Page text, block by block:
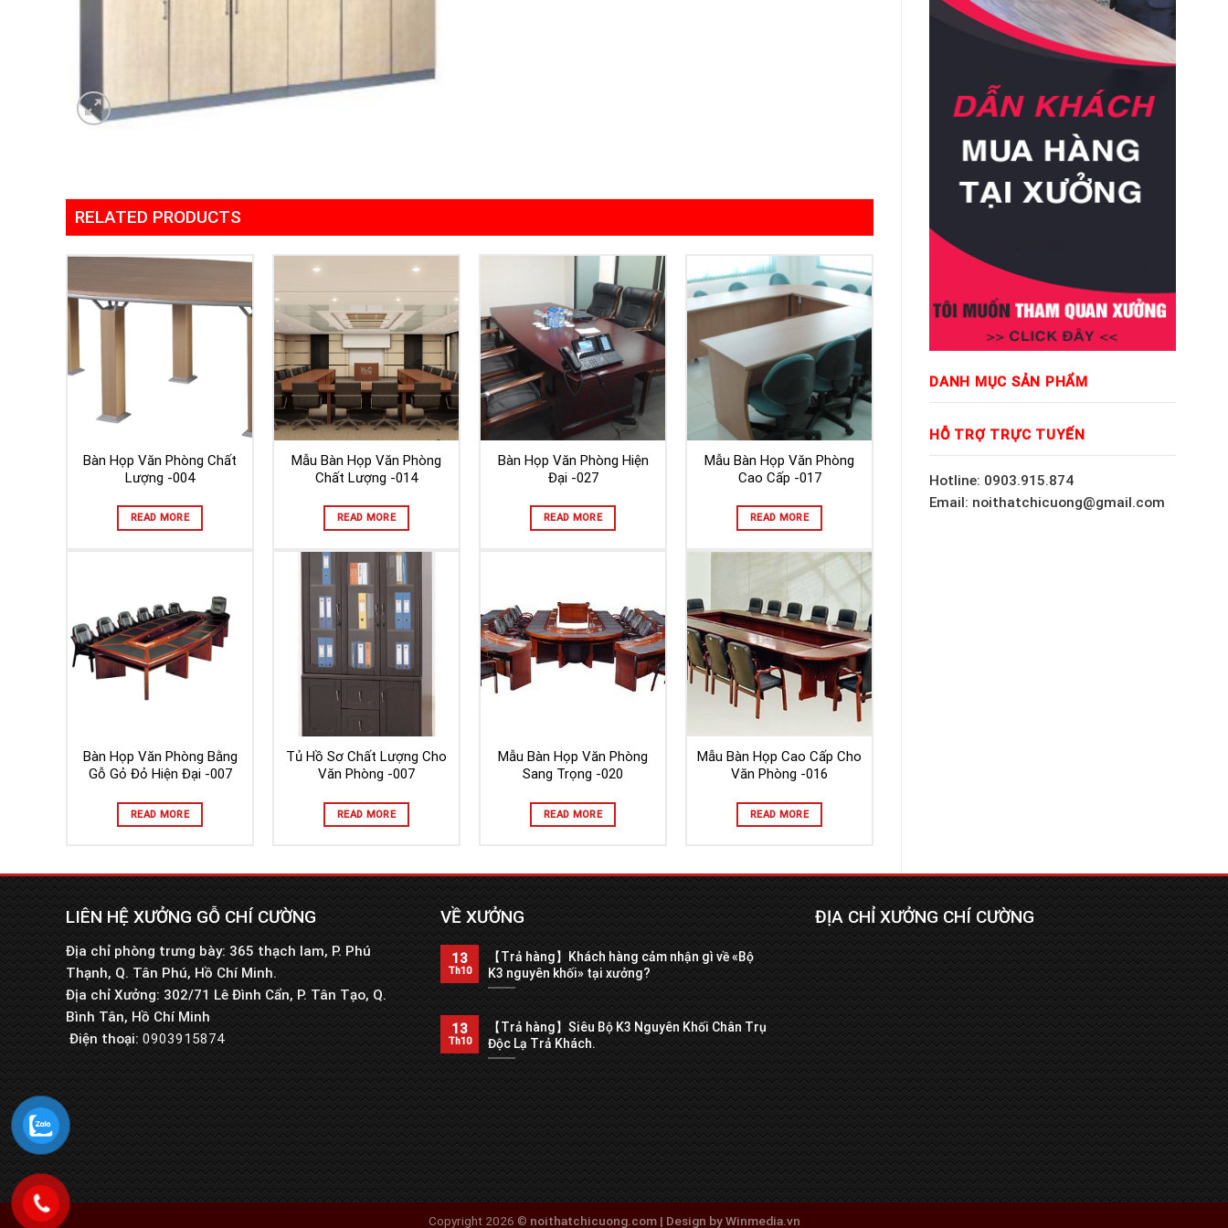
DANH MỤC SẢN PHẨM
HỖ TRỢ TRỰC TUYẾN
Hotline: 0903.915.874
Email: noithatchicuong@gmail.com
RELATED PRODUCTS
Bàn Họp Văn Phòng Chất
Lượng -004
READ MORE
Mẫu Bàn Họp Văn Phòng
Chất Lượng -014
READ MORE
Bàn Họp Văn Phòng Hiện
Đại -027
READ MORE
Mẫu Bàn Họp Văn Phòng
Cao Cấp -017
READ MORE
Bàn Họp Văn Phòng Bằng
Gỗ Gỏ Đỏ Hiện Đại -007
READ MORE
Tủ Hồ Sơ Chất Lượng Cho
Văn Phòng -007
READ MORE
Mẫu Bàn Họp Văn Phòng
Sang Trọng -020
READ MORE
Mẫu Bàn Họp Cao Cấp Cho
Văn Phòng -016
READ MORE
LIÊN HỆ XƯỞNG GỖ CHÍ CƯỜNG
Địa chỉ phòng trưng bày: 365 thạch lam, P. Phú
Thạnh, Q. Tân Phú, Hồ Chí Minh.
Địa chỉ Xưởng: 302/71 Lê Đình Cẩn, P. Tân Tạo, Q.
Bình Tân, Hồ Chí Minh
Điện thoại: 0903915874
VỀ XƯỞNG
【Trả hàng】Khách hàng cảm nhận gì về «Bộ
K3 nguyên khối» tại xưởng?
13
Th10
【Trả hàng】Siêu Bộ K3 Nguyên Khối Chân Trụ
Độc Lạ Trả Khách.
13
Th10
ĐỊA CHỈ XƯỞNG CHÍ CƯỜNG
Copyright 2026 © noithatchicuong.com | Design by Winmedia.vn